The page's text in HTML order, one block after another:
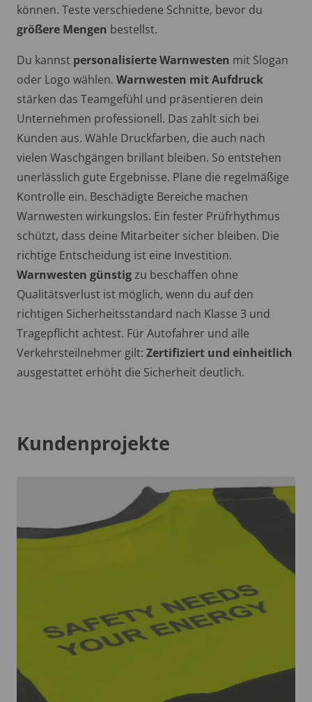
können. Teste verschiedene Schnitte, bevor du
größere Mengen bestellst.
Du kannst personalisierte Warnwesten mit Slogan
oder Logo wählen. Warnwesten mit Aufdruck
stärken das Teamgefühl und präsentieren dein
Unternehmen professionell. Das zahlt sich bei
Kunden aus. Wähle Druckfarben, die auch nach
vielen Waschgängen brillant bleiben. So entstehen
unerlässlich gute Ergebnisse. Plane die regelmäßige
Kontrolle ein. Beschädigte Bereiche machen
Warnwesten wirkungslos. Ein fester Prüfrhythmus
schützt, dass deine Mitarbeiter sicher bleiben. Die
richtige Entscheidung ist eine Investition.
Warnwesten günstigzu beschaffen ohne
Qualitätsverlust ist möglich, wenn du auf den
richtigen Sicherheitsstandard nach Klasse 3 und
Tragepflicht achtest. Für Autofahrer und alle
Verkehrsteilnehmer gilt: Zertifiziert und einheitlich
ausgestattet erhöht die Sicherheit deutlich.
Kundenprojekte